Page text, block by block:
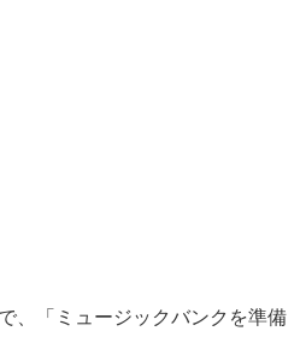
、「ミュージックバンクを準備